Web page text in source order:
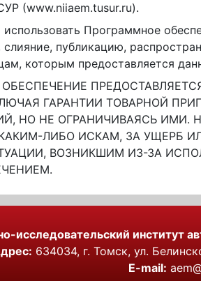
(www.niiaem.tusur.ru).
Программное
слияние, публикацию,
которым предоставляется
ГАРАНТИИ ТОВАРНОЙ
НО НЕ ОГРАНИЧИВАЯСЬ ИМИ.
ЛИБО ИСКАМ, ЗА УЩЕРБ
ВОЗНИКШИМ ИЗ-ЗА
исследовательский институт
634034, г. Томск, ул.
E-mail: